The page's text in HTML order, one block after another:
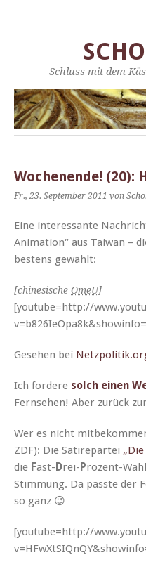
Schluss mit dem
Wochenende! (20):
Fr., 23. September 2011 von
Eine inter­es­sante
Ani­ma­tion“ aus Tai­wan –
bestens gewählt:
[chi­ne­sis­che OmeU]
[youtube=http://
Gese­hen bei
Ich fordere solch einen
Fernse­hen! Aber zurück
Wer es nicht
ZDF): Die Satirepartei „Die
die Fast- Drei- Prozent-
Stim­mung. Da passte der
so ganz 😉
[youtube=http://